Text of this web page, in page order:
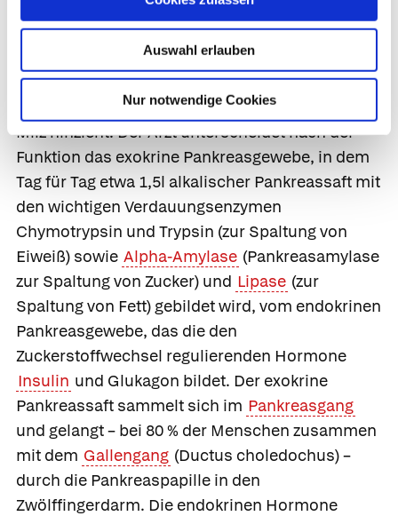
Auswahl erlauben
Nur notwendige Cookies
den C-förmigen Bogen des Zwölffingerdarms
eingebettet ist, demPankreaskörper, der die
Aorta und die Wirbelsäule im Bereich des 1. und
2. Lendenwirbels überquert, und dem
Pankreasschwanz, der sich nach links bis zur
Milz hinzieht. Der Arzt unterscheidet nach der
Funktion das exokrine Pankreasgewebe, in dem
Tag für Tag etwa 1,5l alkalischer Pankreassaft mit
den wichtigen Verdauungsenzymen
Chymotrypsin und Trypsin (zur Spaltung von
Eiweiß) sowie Alpha-Amylase (Pankreasamylase
zur Spaltung von Zucker) und Lipase (zur
Spaltung von Fett) gebildet wird, vom endokrinen
Pankreasgewebe, das die den
Zuckerstoffwechsel regulierenden Hormone
Insulin und Glukagon bildet. Der exokrine
Pankreassaft sammelt sich im Pankreasgang
und gelangt – bei 80 % der Menschen zusammen
mit dem Gallengang (Ductus choledochus) –
durch die Pankreaspapille in den
Zwölffingerdarm. Die endokrinen Hormone